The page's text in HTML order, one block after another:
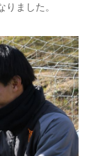
ました。